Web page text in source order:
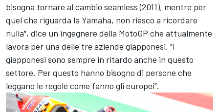
bisogna tornare al cambio seamless (2011), mentre per
quel che riguarda la Yamaha, non riesco a ricordare
nulla", dice un ingegnere della MotoGP che attualmente
lavora per una delle tre aziende giapponesi. "I
giapponesi sono sempre in ritardo anche in questo
settore. Per questo hanno bisogno di persone che
leggano le regole come fanno gli europei”.